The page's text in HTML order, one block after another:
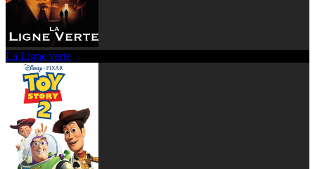
La Ligne verte